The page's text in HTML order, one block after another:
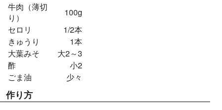
牛肉（薄切
り）
100g
セロリ
1/2本
きゅうり
1本
大葉みそ
大2～3
酢
小2
ごま油
少々
作り方